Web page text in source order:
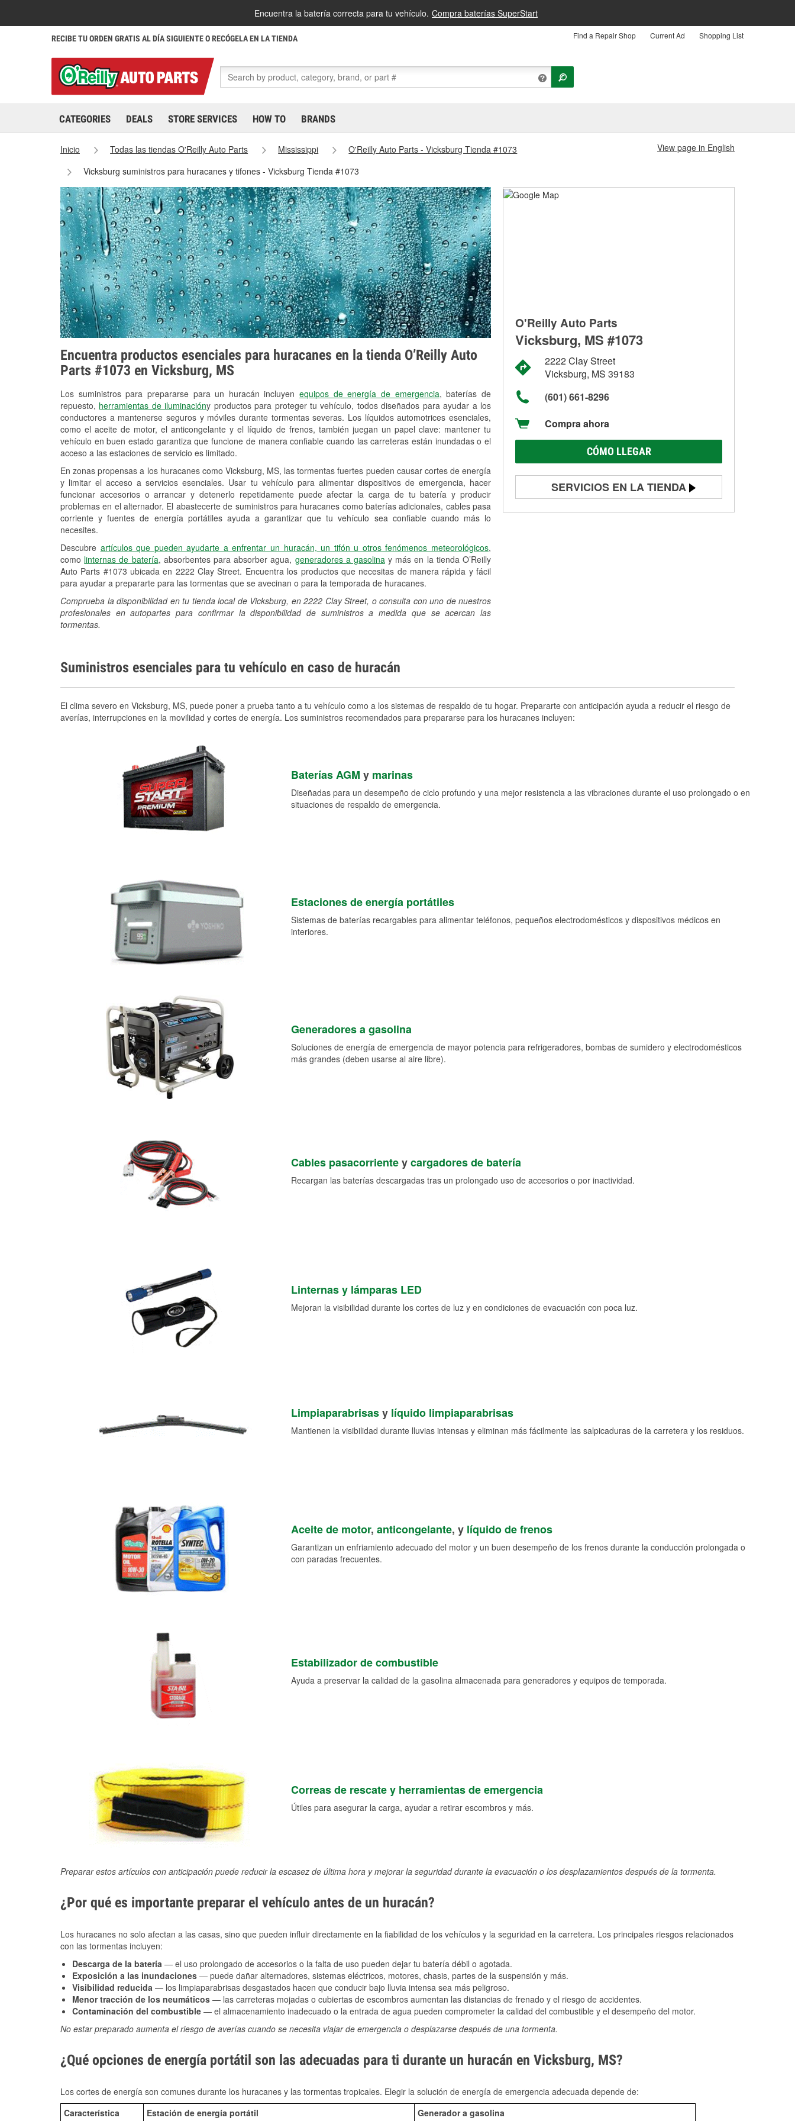
Encuentra la batería correcta para tu vehículo. Compra baterías SuperStart
RECIBE TU ORDEN GRATIS AL DÍA SIGUIENTE O RECÓGELA EN LA TIENDA Find a Repair Shop Current Ad Shopping List
CATEGORIES DEALS STORE SERVICES HOW TO BRANDS
Inicio Todas las tiendas O'Reilly Auto Parts Mississippi
O'Reilly Auto Parts - Vicksburg Tienda #1073
Vicksburg suministros para huracanes y tifones - Vicksburg Tienda #1073
View page in English
Encuentra productos esenciales para huracanes en la tienda O’Reilly Auto
Parts #1073 en Vicksburg, MS
Los suministros para prepararse para un huracán incluyenequipos de energía de emergencia, baterías de
repuesto, herramientas de iluminacióny productos para proteger tu vehículo, todos diseñados para ayudar a los
conductores a mantenerse seguros y móviles durante tormentas severas. Los líquidos automotrices esenciales,
como el aceite de motor, el anticongelante y el líquido de frenos, también juegan un papel clave: mantener tu
vehículo en buen estado garantiza que funcione de manera confiable cuando las carreteras están inundadas o el
acceso a las estaciones de servicio es limitado.
En zonas propensas a los huracanes como Vicksburg, MS, las tormentas fuertes pueden causar cortes de energía
y limitar el acceso a servicios esenciales. Usar tu vehículo para alimentar dispositivos de emergencia, hacer
funcionar accesorios o arrancar y detenerlo repetidamente puede afectar la carga de tu batería y producir
problemas en el alternador. El abastecerte de suministros para huracanes como baterías adicionales, cables pasa
corriente y fuentes de energía portátiles ayuda a garantizar que tu vehículo sea confiable cuando más lo
necesites.
Descubre artículos que pueden ayudarte a enfrentar un huracán, un tifón u otros fenómenos meteorológicos,
como linternas de batería, absorbentes para absorber agua, generadores a gasolinay más en la tienda O’Reilly
Auto Parts #1073 ubicada en 2222 Clay Street. Encuentra los productos que necesitas de manera rápida y fácil
para ayudar a prepararte para las tormentas que se avecinan o para la temporada de huracanes.
Comprueba la disponibilidad en tu tienda local de Vicksburg, en 2222 Clay Street, o consulta con uno de nuestros
profesionales en autopartes para confirmar la disponibilidad de suministros a medida que se acercan las
tormentas.
O'Reilly Auto Parts
Vicksburg, MS #1073
2222 Clay Street
Vicksburg, MS 39183
(601) 661-8296
Compra ahora
CÓMO LLEGAR
SERVICIOS EN LA TIENDA
Prueba de batería
Suministros esenciales para tu vehículo en caso de huracán
El clima severo en Vicksburg, MS, puede poner a prueba tanto a tu vehículo como a los sistemas de respaldo de tu hogar. Prepararte con anticipación ayuda a reducir el riesgo de
averías, interrupciones en la movilidad y cortes de energía. Los suministros recomendados para prepararse para los huracanes incluyen:
Baterías AGM y marinas
Diseñadas para un desempeño de ciclo profundo y una mejor resistencia a las vibraciones durante el uso prolongado o en
situaciones de respaldo de emergencia.
Estaciones de energía portátiles
Sistemas de baterías recargables para alimentar teléfonos, pequeños electrodomésticos y dispositivos médicos en
interiores.
Generadores a gasolina
Soluciones de energía de emergencia de mayor potencia para refrigeradores, bombas de sumidero y electrodomésticos
más grandes (deben usarse al aire libre).
Cables pasacorrienteycargadores de batería
Recargan las baterías descargadas tras un prolongado uso de accesorios o por inactividad.
Linternas y lámparas LED
Mejoran la visibilidad durante los cortes de luz y en condiciones de evacuación con poca luz.
Limpiaparabrisasy líquido limpiaparabrisas
Mantienen la visibilidad durante lluvias intensas y eliminan más fácilmente las salpicaduras de la carretera y los residuos.
Aceite de motor, anticongelante, y líquido de frenos
Garantizan un enfriamiento adecuado del motor y un buen desempeño de los frenos durante la conducción prolongada o
con paradas frecuentes.
Estabilizador de combustible
Ayuda a preservar la calidad de la gasolina almacenada para generadores y equipos de temporada.
Correas de rescate y herramientas de emergencia
Útiles para asegurar la carga, ayudar a retirar escombros y más.
Preparar estos artículos con anticipación puede reducir la escasez de última hora y mejorar la seguridad durante la evacuación o los desplazamientos después de la tormenta.
¿Por qué es importante preparar el vehículo antes de un huracán?
Los huracanes no solo afectan a las casas, sino que pueden influir directamente en la fiabilidad de los vehículos y la seguridad en la carretera. Los principales riesgos relacionados
con las tormentas incluyen:
Descarga de la batería — el uso prolongado de accesorios o la falta de uso pueden dejar tu batería débil o agotada.
Exposición a las inundaciones — puede dañar alternadores, sistemas eléctricos, motores, chasis, partes de la suspensión y más.
Visibilidad reducida — los limpiaparabrisas desgastados hacen que conducir bajo lluvia intensa sea más peligroso.
Menor tracción de los neumáticos — las carreteras mojadas o cubiertas de escombros aumentan las distancias de frenado y el riesgo de accidentes.
Contaminación del combustible — el almacenamiento inadecuado o la entrada de agua pueden comprometer la calidad del combustible y el desempeño del motor.
No estar preparado aumenta el riesgo de averías cuando se necesita viajar de emergencia o desplazarse después de una tormenta.
¿Qué opciones de energía portátil son las adecuadas para ti durante un huracán en Vicksburg, MS?
Los cortes de energía son comunes durante los huracanes y las tormentas tropicales. Elegir la solución de energía de emergencia adecuada depende de:
Característica
Estación de energía portátil Generador a gasolina